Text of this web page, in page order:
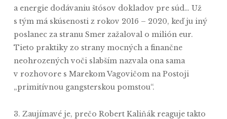
a energie dodávaniu štósov dokladov pre súd… Už
s tým má skúsenosti z rokov 2016 – 2020, keď ju iný
poslanec za stranu Smer zažaloval o milión eur.
Tieto praktiky zo strany mocných a finančne
neohrozených voči slabším nazvala ona sama
v rozhovore s Marekom Vagovičom na Postoji
„primitívnou gangsterskou pomstou“.
3. Zaujímavé je, prečo Robert Kaliňák reaguje takto